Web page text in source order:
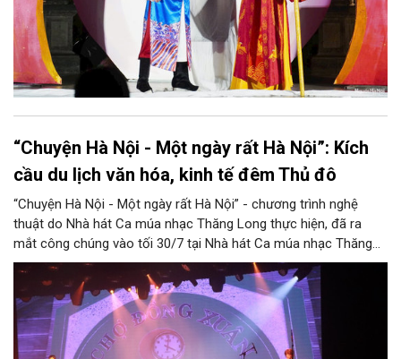
“Chuyện Hà Nội - Một ngày rất Hà Nội”: Kích
cầu du lịch văn hóa, kinh tế đêm Thủ đô
“Chuyện Hà Nội - Một ngày rất Hà Nội” - chương trình nghệ
thuật do Nhà hát Ca múa nhạc Thăng Long thực hiện, đã ra
mắt công chúng vào tối 30/7 tại Nhà hát Ca múa nhạc Thăng
Long (số 31 - 33 phố Lương Văn Can, phường Hoàn Kiếm).